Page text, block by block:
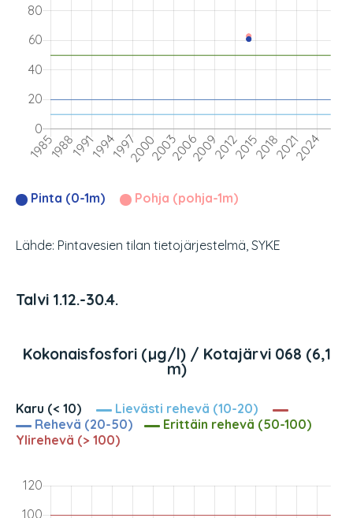
Pinta (0-1m) Pohja (pohja-1m)
Lähde: Pintavesien tilan tietojärjestelmä, SYKE
Talvi 1.12.-30.4.
Kokonaisfosfori (µg/l) / Kotajärvi 068 (6,1
m)
Karu (< 10)
Lievästi rehevä (10-20)
Rehevä (20-50)
Erittäin rehevä (50-100)
Ylirehevä (> 100)